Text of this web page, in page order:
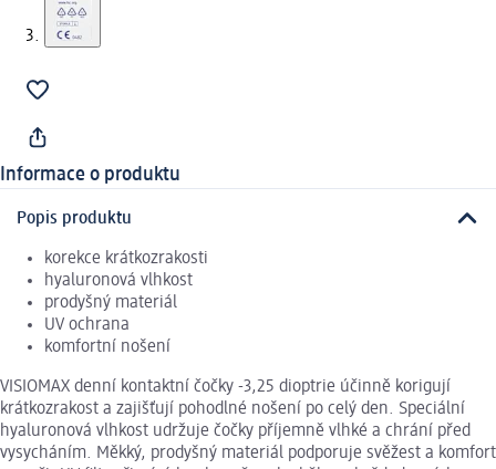
Informace o produktu
Popis produktu
korekce krátkozrakosti
hyaluronová vlhkost
prodyšný materiál
UV ochrana
komfortní nošení
VISIOMAX denní kontaktní čočky -3,25 dioptrie účinně korigují
krátkozrakost a zajišťují pohodlné nošení po celý den. Speciální
hyaluronová vlhkost udržuje čočky příjemně vlhké a chrání před
vysycháním. Měkký, prodyšný materiál podporuje svěžest a komfort